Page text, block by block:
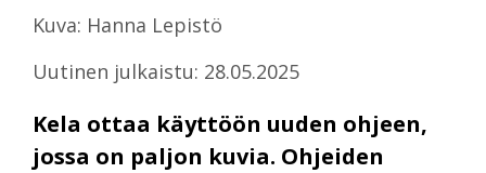
Kuva: Hanna Lepistö
Uutinen julkaistu: 28.05.2025
Kela ottaa käyttöön uuden ohjeen,
jossa on paljon kuvia. Ohjeiden